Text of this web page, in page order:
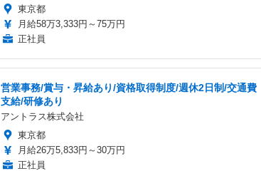
東京都
月給58万3,333円～75万円
正社員
営業事務/賞与・昇給あり/資格取得制度/週休2日制/交通費
支給/研修あり
アントラス株式会社
東京都
月給26万5,833円～30万円
正社員